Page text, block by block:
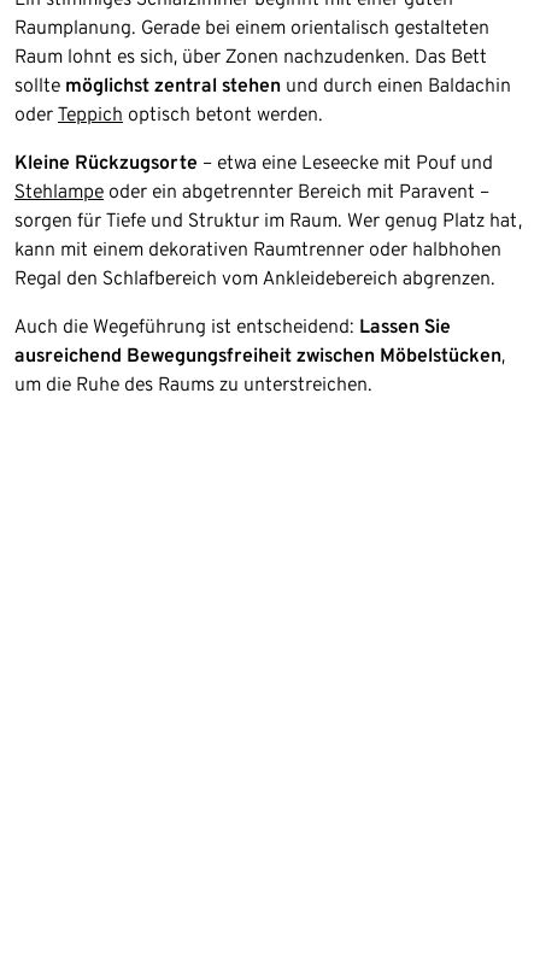
Raumplanung. Gerade bei einem orientalisch gestalteten
Raum lohnt es sich, über Zonen nachzudenken. Das Bett
sollte möglichst zentral stehen und durch einen Baldachin
oder Teppich optisch betont werden.
Kleine Rückzugsorte – etwa eine Leseecke mit Pouf und
Stehlampe oder ein abgetrennter Bereich mit Paravent –
sorgen für Tiefe und Struktur im Raum. Wer genug Platz hat,
kann mit einem dekorativen Raumtrenner oder halbhohen
Regal den Schlafbereich vom Ankleidebereich abgrenzen.
Auch die Wegeführung ist entscheidend: Lassen Sie
ausreichend Bewegungsfreiheit zwischen Möbelstücken,
um die Ruhe des Raums zu unterstreichen.